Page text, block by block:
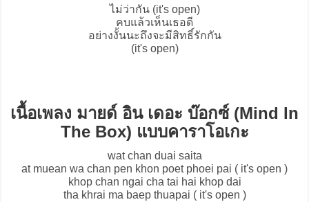
ไม่ว่ากัน (it's open)
คบแล้วเห็นเธอดี
อย่างงั้นนะถึงจะมีสิทธิ์รักกัน
(it's open)
เนื้อเพลง มายด์ อิน เดอะ บ๊อกซ์ (Mind In
The Box) แบบคาราโอเกะ
wat chan duai saita
at muean wa chan pen khon poet phoei pai ( it's open )
khop chan ngai cha tai hai khop dai
tha khrai ma baep thuapai ( it's open )